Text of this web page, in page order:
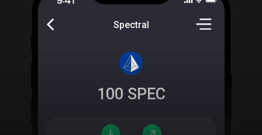
Spectral
100 SPEC